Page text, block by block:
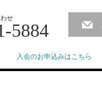
せ
5884
入会のお申込みはこちら